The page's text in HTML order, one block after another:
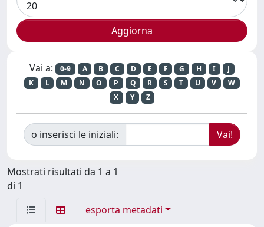
Vai a: 0-9 A B C D E F G H I
J
K
L M N O P Q R S T U V
W
X
Y Z
o inserisci le iniziali:
Mostrati risultati da 1 a 1
di 1
esporta metadati